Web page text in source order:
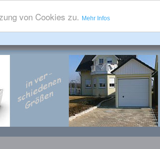
von Cookies zu. Mehr Infos